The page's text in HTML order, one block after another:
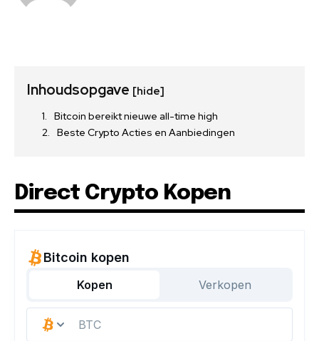
Inhoudsopgave [hide]
Bitcoin bereikt nieuwe all-time high
Beste Crypto Acties en Aanbiedingen
Direct Crypto Kopen